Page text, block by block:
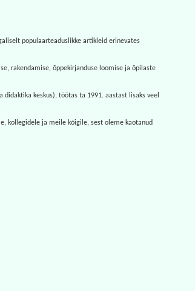
populaarteaduslikke artikleid erinevates
rakendamise, õppekirjanduse loomise ja õpilaste
keskus), töötas ta 1991. aastast lisaks veel
kollegidele ja meile kõigile, sest oleme kaotanud